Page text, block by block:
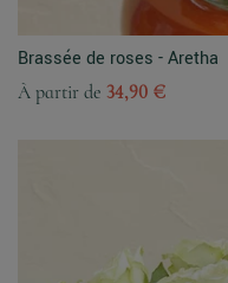
Brassée de roses - Aretha
À partir de 34,90 €